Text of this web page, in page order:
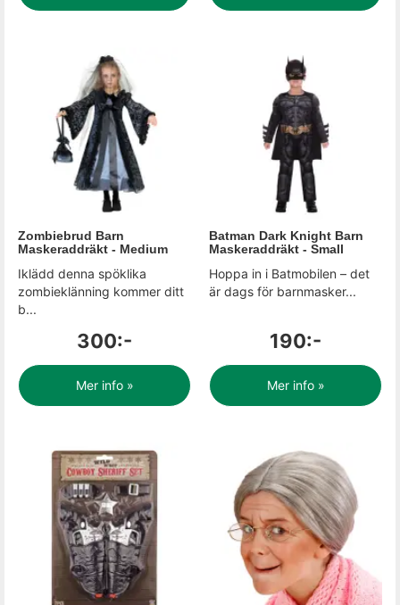
Zombiebrud Barn
Maskeraddräkt - Medium
Iklädd denna spöklika
zombieklänning kommer ditt
b...
300:-
Mer info »
Batman Dark Knight Barn
Maskeraddräkt - Small
Hoppa in i Batmobilen – det
är dags för barnmasker...
190:-
Mer info »